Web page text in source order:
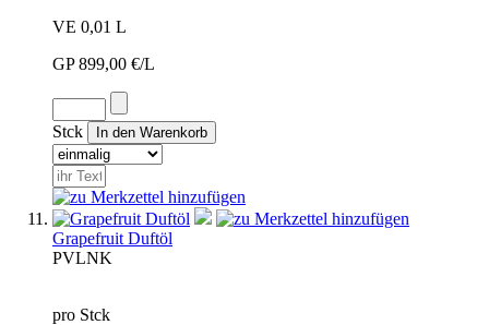
VE 0,01 L
GP 899,00 €/L
Stck
Grapefruit Duftöl
PVLNK
pro Stck